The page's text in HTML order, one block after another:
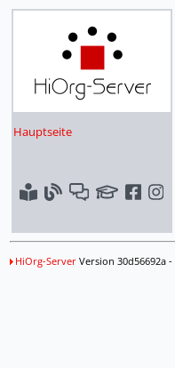
Hauptseite
HiOrg-ServerVersion 30d56692a -